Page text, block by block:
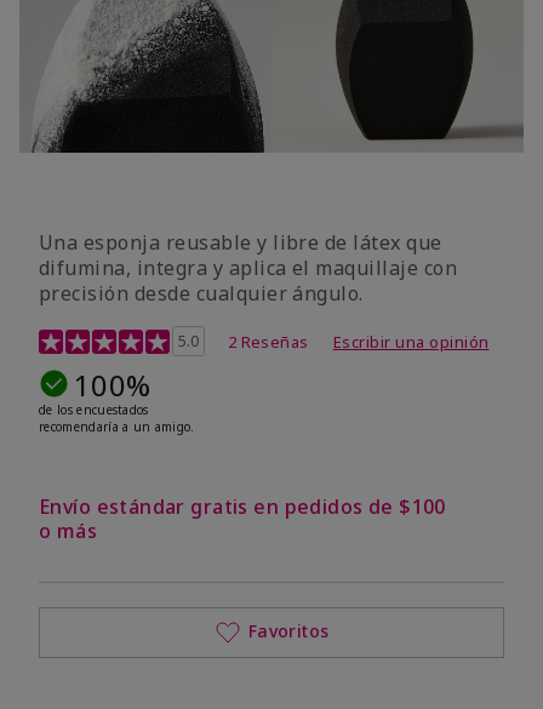
Una esponja reusable y libre de látex que
difumina, integra y aplica el maquillaje con
precisión desde cualquier ángulo.
Calificación de clientes de 5 de 5
5.0 2 Reseñas Escribir una opinión
100%
de los encuestados
recomendaría a un amigo.
Envío estándar gratis en pedidos de $100
o más
Favoritos